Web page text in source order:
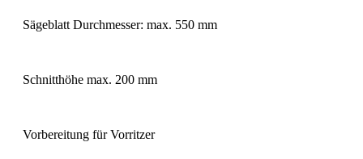
Sägeblatt Durchmesser: max. 550 mm
Schnitthöhe max. 200 mm
Vorbereitung für Vorritzer